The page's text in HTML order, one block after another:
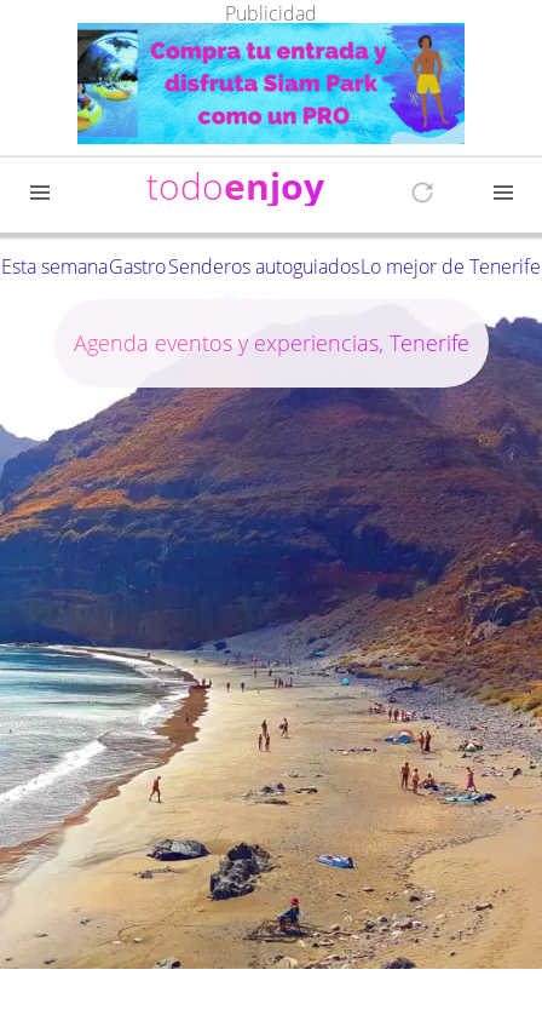
Publicidad
todoenjoy
Esta semanaGastroSenderos autoguiadosLo mejor de Tenerife
Agenda eventos y experiencias, Tenerife